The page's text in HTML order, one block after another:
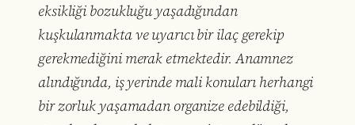
eksikliği bozukluğu yaşadığından
kuşkulanmakta ve uyarıcı bir ilaç gerekip
gerekmediğini merak etmektedir. Anamnez
alındığında, iş yerinde mali konuları herhangi
bir zorluk yaşamadan organize edebildiği,